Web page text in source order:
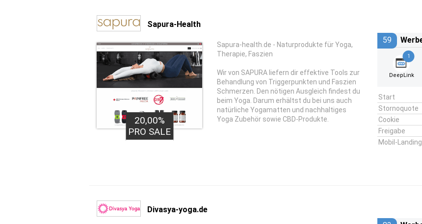
Sapura-Health
20,00%
PRO SALE
Sapura-health.de - Naturprodukte für Yoga,
Therapie, Faszien
Wir von SAPURA liefern dir effektive Tools zur
Behandlung von Triggerpunkten und Faszien
Schmerzen. Den nötigen Ausgleich findest du
beim Yoga. Darum erhältst du bei uns auch
natürliche Yogamatten und nachhaltiges
Yoga Zubehör sowie CBD-Produkte.
59
1
DeepLink
Start
Stornoquote
Cookie
Freigabe
Mobil-
Divasya-yoga.de